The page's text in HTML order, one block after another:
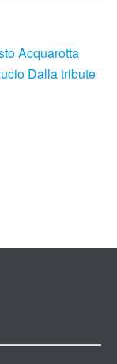
Acquarotta
Dalla tribute